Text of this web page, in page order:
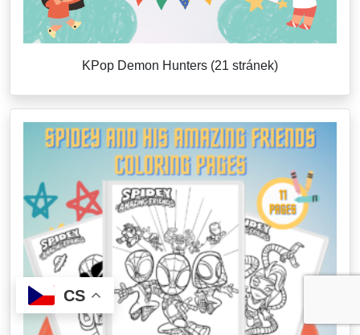
KPop Demon Hunters (21 stránek)
CS